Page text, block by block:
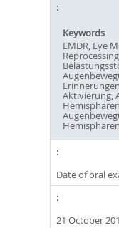
Keywords
EMDR, Eye
Aktivierung,
Date of oral
21 October